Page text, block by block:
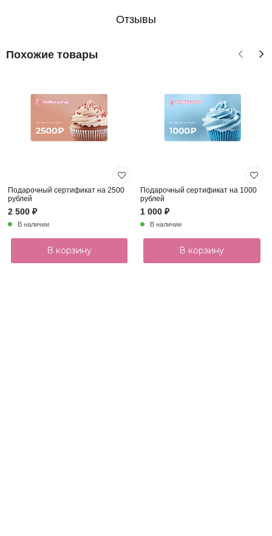
Отзывы
Похожие товары
Подарочный сертификат на 2500
рублей
2 500 ₽
В наличии
В корзину
Подарочный сертификат на 1000
рублей
1 000 ₽
В наличии
В корзину